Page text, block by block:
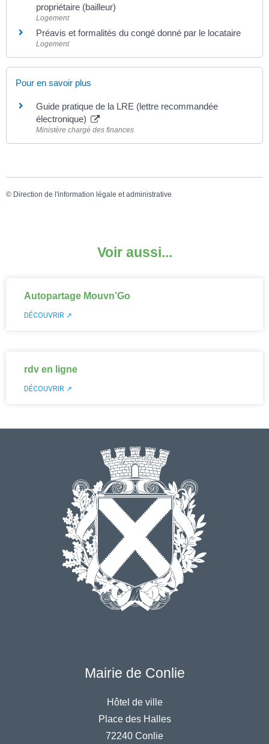
propriétaire (bailleur)
Logement
Préavis et formalités du congé donné par le locataire
Logement
Pour en savoir plus
Guide pratique de la LRE (lettre recommandée
électronique)
Ministère chargé des finances
© Direction de l'information légale et administrative
Voir aussi...
Autopartage Mouvn’Go
DÉCOUVRIR ↗
rdv en ligne
DÉCOUVRIR ↗
Mairie de Conlie
Hôtel de ville
Place des Halles
72240 Conlie